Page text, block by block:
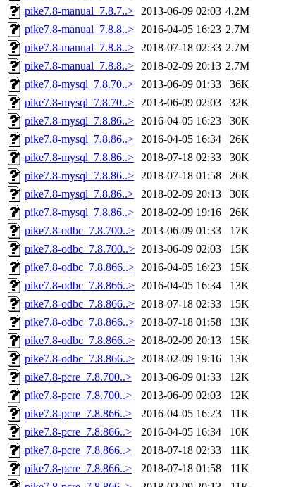
pike7.8-manual_7.8.7..> 2013-06-09 02:03 4.2M
pike7.8-manual_7.8.8..> 2016-04-05 16:23 2.7M
pike7.8-manual_7.8.8..> 2018-07-18 02:33 2.7M
pike7.8-manual_7.8.8..> 2018-02-09 20:13 2.7M
pike7.8-mysql_7.8.70..> 2013-06-09 01:33
36K
pike7.8-mysql_7.8.70..> 2013-06-09 02:03
32K
pike7.8-mysql_7.8.86..> 2016-04-05 16:23
30K
pike7.8-mysql_7.8.86..> 2016-04-05 16:34
26K
pike7.8-mysql_7.8.86..> 2018-07-18 02:33
30K
pike7.8-mysql_7.8.86..> 2018-07-18 01:58
26K
pike7.8-mysql_7.8.86..> 2018-02-09 20:13
30K
pike7.8-mysql_7.8.86..> 2018-02-09 19:16
26K
pike7.8-odbc_7.8.700..> 2013-06-09 01:33
17K
pike7.8-odbc_7.8.700..> 2013-06-09 02:03
15K
pike7.8-odbc_7.8.866..> 2016-04-05 16:23
15K
pike7.8-odbc_7.8.866..> 2016-04-05 16:34
13K
pike7.8-odbc_7.8.866..> 2018-07-18 02:33
15K
pike7.8-odbc_7.8.866..> 2018-07-18 01:58
13K
pike7.8-odbc_7.8.866..> 2018-02-09 20:13
15K
pike7.8-odbc_7.8.866..> 2018-02-09 19:16
13K
pike7.8-pcre_7.8.700..>
2013-06-09 01:33
12K
pike7.8-pcre_7.8.700..>
2013-06-09 02:03
12K
pike7.8-pcre_7.8.866..>
2016-04-05 16:23
11K
pike7.8-pcre_7.8.866..>
2016-04-05 16:34
10K
pike7.8-pcre_7.8.866..>
2018-07-18 02:33
11K
pike7.8-pcre_7.8.866..>
2018-07-18 01:58
11K